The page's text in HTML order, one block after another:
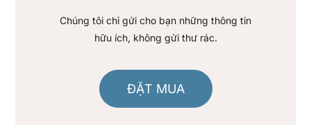
Chúng tôi chỉ gửi cho bạn những thông tin
hữu ích, không gửi thư rác.
ĐẶT MUA